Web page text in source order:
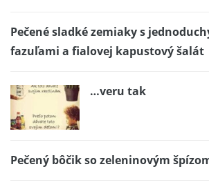
Pečené sladké zemiaky s
fazuľami a fialovej kapustový šalát
…veru tak
Pečený bôčik so zeleninovým